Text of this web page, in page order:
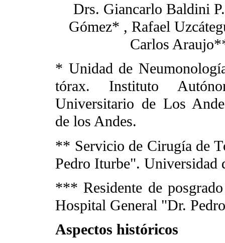
Drs. Giancarlo Baldini
Gómez* , Rafael
Carlos
* Unidad de
tórax. Instituto
Universitario de Los
de los Andes.
** Servicio de Cirugía de
Pedro Iturbe". Universidad
*** Residente de
Hospital General "Dr.
Aspectos históricos